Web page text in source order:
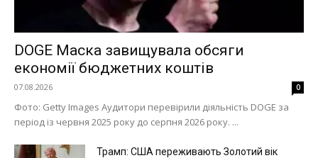
DOGE Маска завищувала обсяги
економії бюджетних коштів
07.08.2026 0
Фото: Getty Images Аудитори перевірили діяльність DOGE за
період із червня 2025 року до серпня 2026 року. ...
Трамп: США переживають Золотий вік